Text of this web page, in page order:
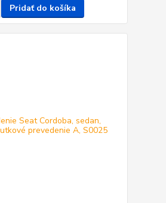
Pridať do košíka